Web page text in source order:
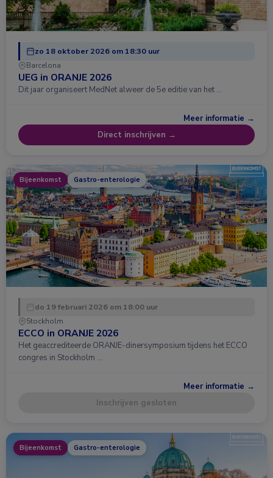
zo 18 oktober 2026 om 18:30 uur
Barcelona
UEG in ORANJE 2026
Dit jaar organiseert MedNet alweer de 5e editie van het …
Meer informatie →
Direct inschrijven →
Bijeenkomst Gastro-enterologie
do 19 februari 2026 om 18:00 uur
Stockholm
ECCO in ORANJE 2026
Het geaccrediteerde ORANJE-dinersymposium tijdens het ECCO
congres in Stockholm …
Meer informatie →
Inschrijven gesloten
Bijeenkomst Gastro-enterologie